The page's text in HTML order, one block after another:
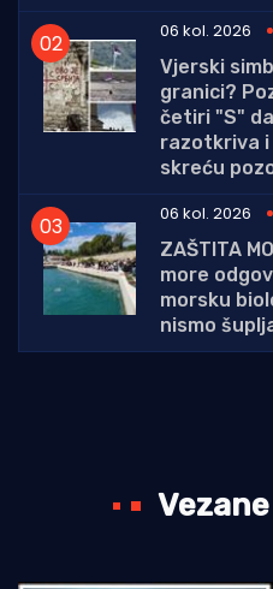
06 kol. 2026
Vjerski
granici?
četiri "S"
razotkriva
skreću
06 kol. 2026
ZAŠTITA
more
morsku
nismo